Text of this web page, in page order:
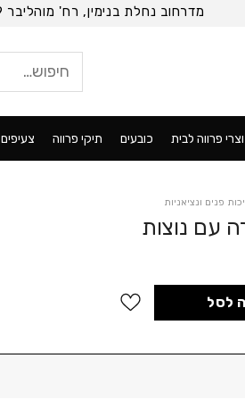
מדרחוב נחלת בנימין, רח' מוהליבר 49 ת"א
עבור:
פרווה לבית כובעים תיקי פרווה צעיפים
פנים ונציאניות
עם נוצות
נוצות
לסל